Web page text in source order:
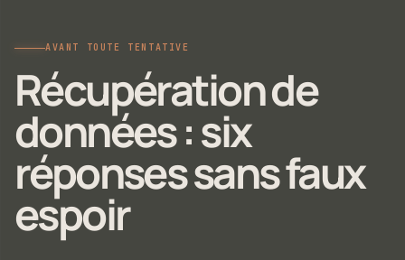
AVANT TOUTE TENTATIVE
Récupération de
données : six
réponses sans faux
espoir